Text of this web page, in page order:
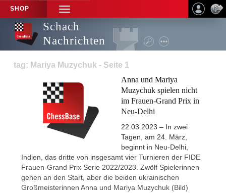
SHOP
TOGGLE
NAVIGATION
Schach
Nachrichten
tag: Mariya Muzychuk - Seite 1
Anna und Mariya
Muzychuk spielen nicht
im Frauen-Grand Prix in
Neu-Delhi
22.03.2023 – In zwei
Tagen, am 24. März,
beginnt in Neu-Delhi,
Indien, das dritte von insgesamt vier Turnieren der FIDE
Frauen-Grand Prix Serie 2022/2023. Zwölf Spielerinnen
gehen an den Start, aber die beiden ukrainischen
Großmeisterinnen Anna und Mariya Muzychuk (Bild)